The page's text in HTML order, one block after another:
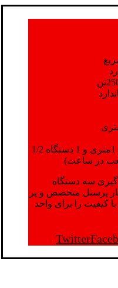
3 دستگاه بچینگ لیپهر(2دستگاه 1متری و 1 دستگاه 1/2
گیری سه دستگاه
ظرفیت 2500 تن در کنار پرسنل متخصص و پر
کیفیت را برای واحد
Twitter